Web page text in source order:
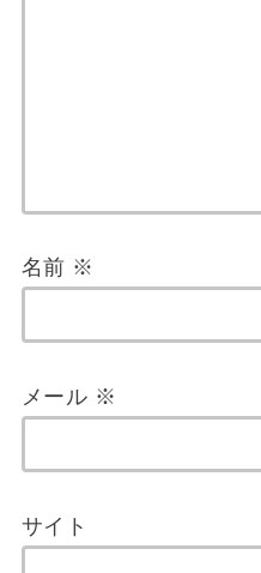
名前 ※
メール ※
サイト